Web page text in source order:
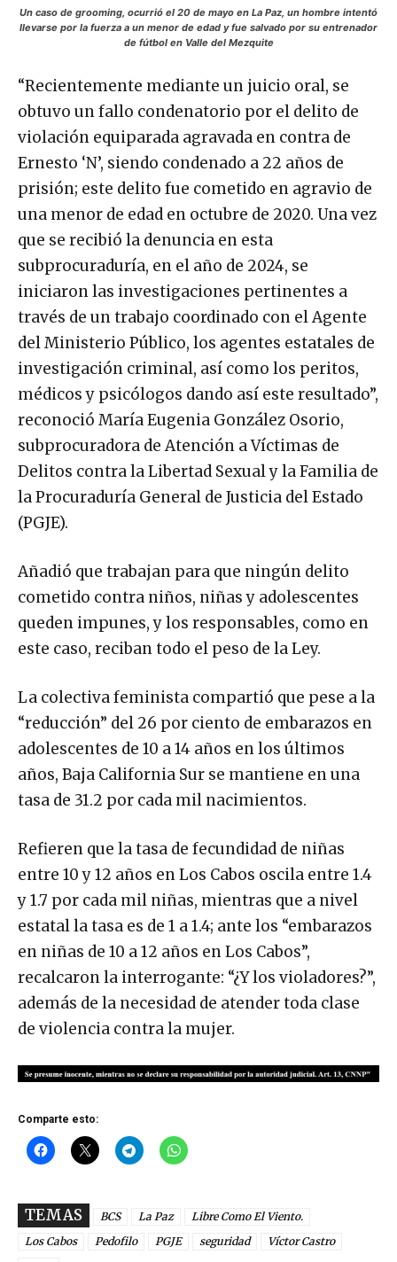
Un caso de grooming, ocurrió el 20 de mayo en La Paz, un hombre intentó
llevarse por la fuerza a un menor de edad y fue salvado por su entrenador
de fútbol en Valle del Mezquite
“Recientemente mediante un juicio oral, se
obtuvo un fallo condenatorio por el delito de
violación equiparada agravada en contra de
Ernesto ‘N’, siendo condenado a 22 años de
prisión; este delito fue cometido en agravio de
una menor de edad en octubre de 2020. Una vez
que se recibió la denuncia en esta
subprocuraduría, en el año de 2024, se
iniciaron las investigaciones pertinentes a
través de un trabajo coordinado con el Agente
del Ministerio Público, los agentes estatales de
investigación criminal, así como los peritos,
médicos y psicólogos dando así este resultado”,
reconoció María Eugenia González Osorio,
subprocuradora de Atención a Víctimas de
Delitos contra la Libertad Sexual y la Familia de
la Procuraduría General de Justicia del Estado
(PGJE).
Añadió que trabajan para que ningún delito
cometido contra niños, niñas y adolescentes
queden impunes, y los responsables, como en
este caso, reciban todo el peso de la Ley.
La colectiva feminista compartió que pese a la
“reducción” del 26 por ciento de embarazos en
adolescentes de 10 a 14 años en los últimos
años, Baja California Sur se mantiene en una
tasa de 31.2 por cada mil nacimientos.
Refieren que la tasa de fecundidad de niñas
entre 10 y 12 años en Los Cabos oscila entre 1.4
y 1.7 por cada mil niñas, mientras que a nivel
estatal la tasa es de 1 a 1.4; ante los “embarazos
en niñas de 10 a 12 años en Los Cabos”,
recalcaron la interrogante: “¿Y los violadores?”,
además de la necesidad de atender toda clase
de violencia contra la mujer.
Comparte esto:
TEMAS BCS La Paz
Libre Como El Viento.
Los Cabos
Pedofilo PGJE seguridad
Víctor Castro